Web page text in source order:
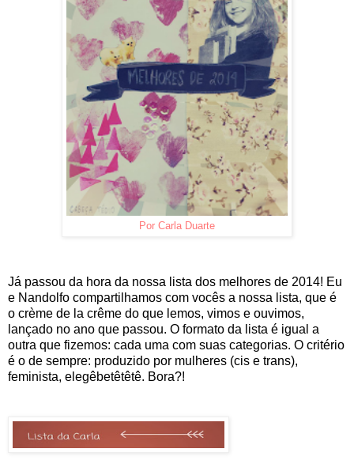
Por Carla Duarte
Já passou da hora da nossa lista dos melhores de 2014! Eu
e Nandolfo compartilhamos com vocês a nossa lista, que é
o crème de la crême do que lemos, vimos e ouvimos,
lançado no ano que passou. O formato da lista é igual a
outra que fizemos: cada uma com suas categorias. O critério
é o de sempre: produzido por mulheres (cis e trans),
feminista, elegêbetêtêtê. Bora?!